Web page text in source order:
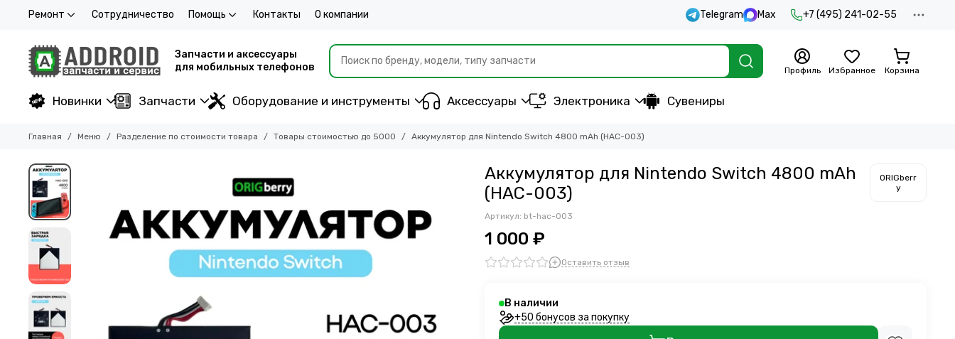
Ремонт Сотрудничество Помощь Контакты О компании Telegram Max +7 (495) 241-02-55
Запчасти и аксессуары
для мобильных телефонов
Профиль Избранное Корзина
Новинки Запчасти Оборудование и инструменты Аксессуары Электроника Сувениры
Главная Меню Разделение по стоимости товара Товары стоимостью до 5000 Аккумулятор для Nintendo Switch 4800 mAh (HAC-003)
Аккумулятор для Nintendo Switch 4800 mAh
(HAC-003)
Артикул: bt-hac-003
1 000 ₽
ORIGberr
y
Оставить отзыв
В наличии
+50 бонусов за покупку